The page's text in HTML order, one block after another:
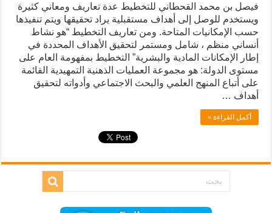
فيصل بن محمد القحطاني للتخطيط عدة تعاريف ومعاني كثيرة
ويستخدم للوصل إلى أهداف مستقبلية يراد تحقيقها ويتم تنفيذها
حسب الإمكانيات المتاحة. ومن تعاريف التخطيط “هو نشاط
أنساني منظم ، شامل ومستمر لتحقيق الأهداف المحددة في
إطار الإمكانات المادية والبشرية” التخطيط بمفهومة العام على
مستوى الدولة: هو مجموعة العمليات الذهنية التمهيدية القائمة
على أتباع المنهج العلمي والبحث الاجتماعي وأدواته لتحقيق
أهداف …
أكمل القراءة »